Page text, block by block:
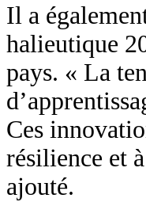
Il a
halieutique
pays. « La
Ces
résilience et
ajouté.